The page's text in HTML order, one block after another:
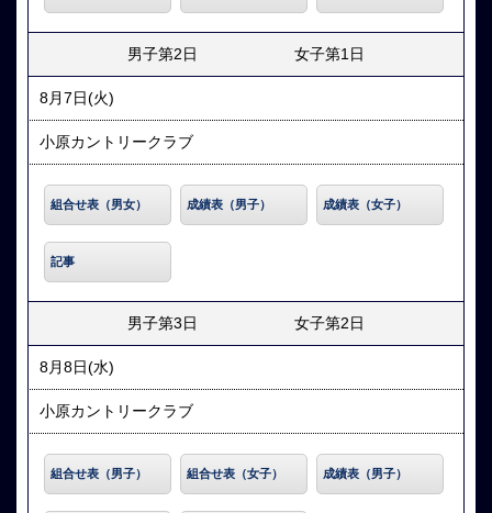
男子第2日 女子第1日
8月7日(火)
小原カントリークラブ
組合せ表（男女） 成績表（男子） 成績表（女子）
記事
男子第3日 女子第2日
8月8日(水)
小原カントリークラブ
組合せ表（男子） 組合せ表（女子） 成績表（男子）